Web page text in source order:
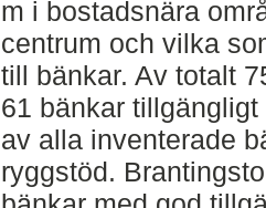
m i bostadsnära
centrum och vilka
till bänkar. Av totalt
61 bänkar
av alla inventerade
ryggstöd.